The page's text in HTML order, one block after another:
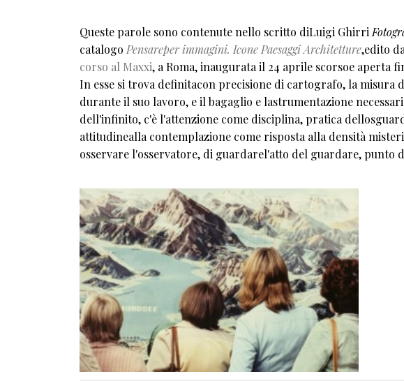
Queste parole sono contenute nello scritto diLuigi Ghirri
catalogo Pensareper immagini. Icone Paesaggi Architetture,edito
corso al Maxxi, a Roma, inaugurata il 24 aprile scorsoe aperta
In esse si trova definitacon precisione di cartografo, la
durante il suo lavoro, e il bagaglio e lastrumentazione
dell'infinito, c'è l'attenzione come disciplina, pratica
attitudinealla contemplazione come risposta alla densità
osservare l'osservatore, di guardarel'atto del guardare, punto